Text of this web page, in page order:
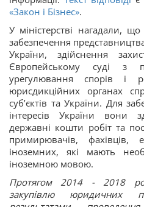
«Закон і Бізнес».
У міністерстві нагадали,
забезпечення
України, здійснення
Європейському суді
урегулювання спорів і
юрисдикційних органах
суб’єктів та України. Для
інтересів України вони
державні кошти робіт та
примирювачів, фахівців,
іноземних, які мають
іноземною мовою.
Протягом 2014 - 2018
закупівлю юридичних